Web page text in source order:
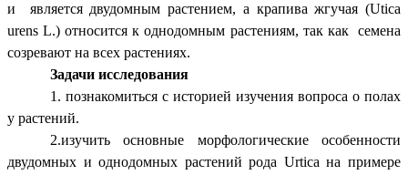
и является двудомным растением, а крапива жгучая (Utica
urens L.) относится к однодомным растениям, так как семена
созревают на всех растениях.
Задачи исследования
1. познакомиться с историей изучения вопроса о полах
у растений.
2.изучить основные морфологические особенности
двудомных и однодомных растений рода Urtica на примере